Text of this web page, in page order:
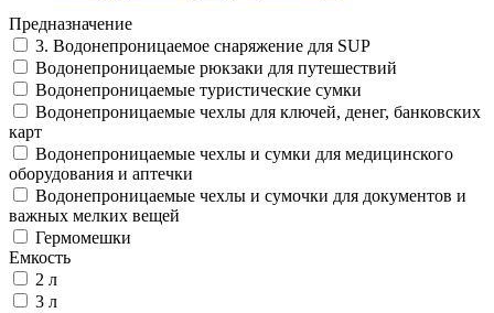
Предназначение
3. Водонепроницаемое снаряжение для SUP
Водонепроницаемые рюкзаки для путешествий
Водонепроницаемые туристические сумки
Водонепроницаемые чехлы для ключей, денег, банковских
карт
Водонепроницаемые чехлы и сумки для медицинского
оборудования и аптечки
Водонепроницаемые чехлы и сумочки для документов и
важных мелких вещей
Гермомешки
Емкость
2 л
3 л